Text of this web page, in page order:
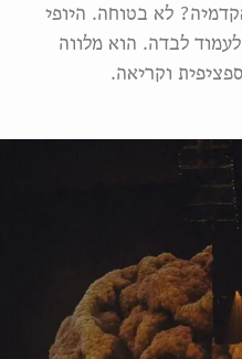
לא בטוחה. היופי
לבדה. הוא מלווה
וקריאה.